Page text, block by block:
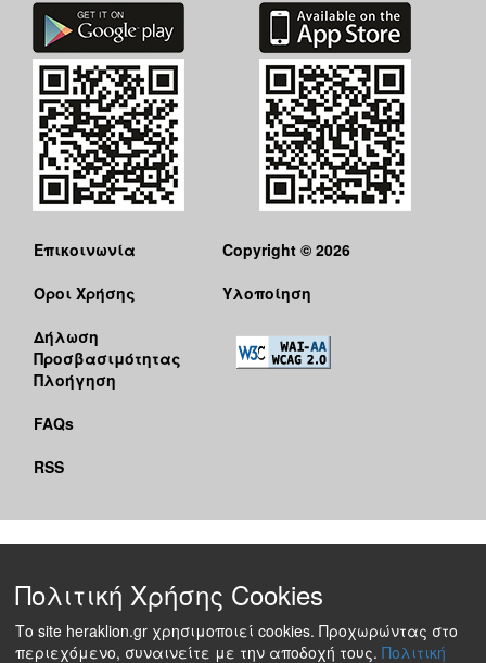
Επικοινωνία
Όροι Χρήσης
Δήλωση
Προσβασιμότητας
Πλοήγηση
FAQs
RSS
Copyright © 2026
Υλοποίηση
Πολιτική Χρήσης Cookies
Το site heraklion.gr χρησιμοποιεί cookies. Προχωρώντας στο
περιεχόμενο, συναινείτε με την αποδοχή τους. Πολιτική